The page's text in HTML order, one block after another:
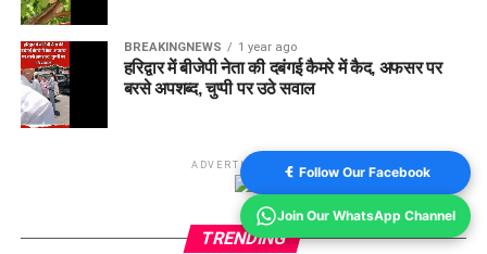
BREAKINGNEWS 1 year ago
हरिद्वार में बीजेपी नेता की दबंगई कैमरे में कैद, अफसर पर
बरसे अपशब्द, चुप्पी पर उठे सवाल
ADVERTISEMENT
TRENDING
Follow Our Facebook
Join Our WhatsApp Channel